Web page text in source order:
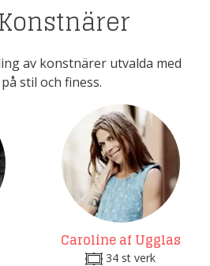
av konstnärer utvalda med
stil och finess.
Caroline af Ugglas
34 st verk